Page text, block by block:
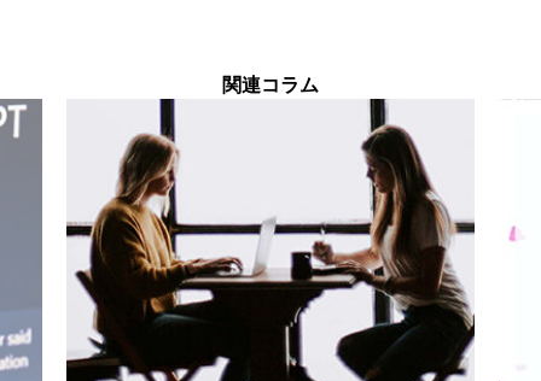
関連コラム